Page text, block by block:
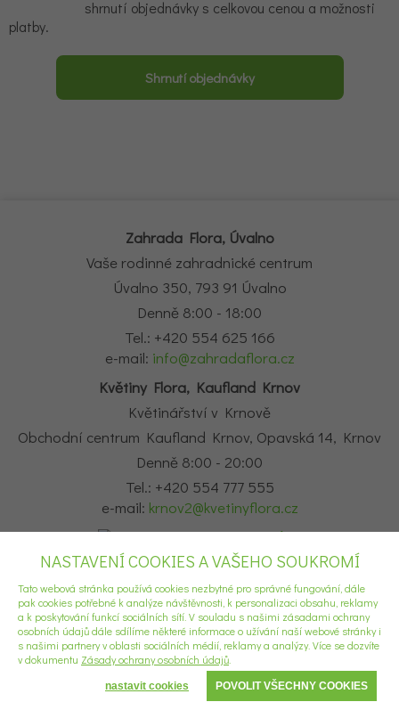
shrnutí objednávky s celkovou cenou a možnosti
platby.
Zahrada Flora, Úvalno
Vaše rodinné zahradnické centrum
Úvalno 350, 793 91 Úvalno
Denně 8:00 - 18:00
Tel.: +420 554 625 166
e-mail: info@zahradaflora.cz
Květiny Flora, Kaufland Krnov
Květinářství v Krnově
Obchodní centrum Kaufland Krnov, Opavská 14, Krnov
Denně 8:00 - 20:00
Tel.: +420 554 777 555
e-mail: krnov2@kvetinyflora.cz
©2021 Všechna práva vyhrazena.
Vytvořilo webdesignové studioProfipage
NASTAVENÍ COOKIES A VAŠEHO SOUKROMÍ
Tato webová stránka používá cookies nezbytné pro správné fungování, dále
pak cookies potřebné k analýze návštěvnosti, k personalizaci obsahu, reklamy
a k poskytování funkcí sociálních sítí. V souladu s našimi zásadami ochrany
osobních údajů dále sdílíme některé informace o užívání naší webové stránky i
s našimi partnery v oblasti sociálních médií, reklamy a analýzy. Více se dozvíte
v dokumentu Zásady ochrany osobních údajů
POVOLIT VŠECHNY COOKIES
nastavit cookies